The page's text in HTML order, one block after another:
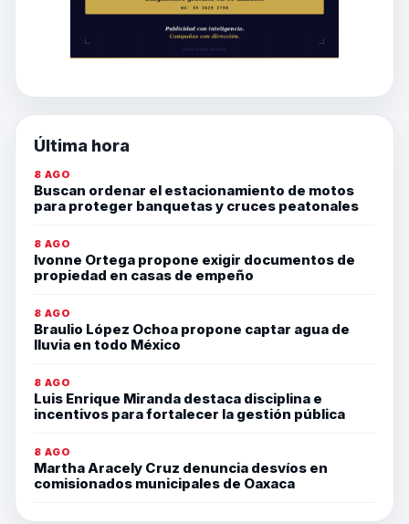
Última hora
8 AGO
Buscan ordenar el estacionamiento de motos
para proteger banquetas y cruces peatonales
8 AGO
Ivonne Ortega propone exigir documentos de
propiedad en casas de empeño
8 AGO
Braulio López Ochoa propone captar agua de
lluvia en todo México
8 AGO
Luis Enrique Miranda destaca disciplina e
incentivos para fortalecer la gestión pública
8 AGO
Martha Aracely Cruz denuncia desvíos en
comisionados municipales de Oaxaca